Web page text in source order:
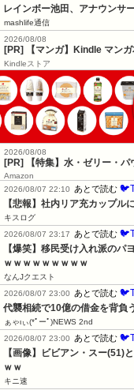
レインボー池田、アナウンサ
mashlife通信
2026/08/08
[PR] 【マンガ】Kindle マン
Kindleストア
2026/08/08
[PR] 【特集】水・ゼリー・
Amazon
2026/08/07 22:10
あとで読む
【悲報】社内リア充カップル
キスログ
2026/08/07 23:17
あとで読む
【爆笑】移民受け入れ派のパ
ｗｗｗｗｗｗｗｗｗ
なんJクエスト
2026/08/07 23:00
あとで読む
代襲相続で10億の借金を背負
ぁゃιぃ(*ﾟーﾟ)NEWS 2nd
2026/08/07 23:00
あとで読む
【画像】ビビアン・スー(51)
ｗｗ
キニ速